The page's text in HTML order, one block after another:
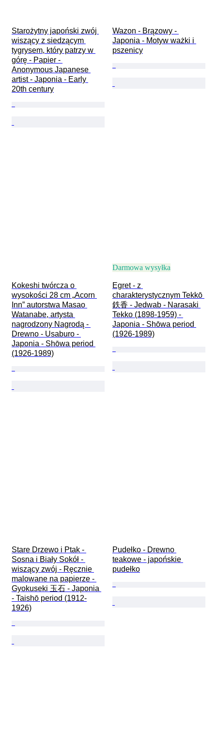
Starożytny japoński zwój
wiszący z siedzącym
tygrysem, który patrzy w
górę - Papier -
Anonymous Japanese
artist - Japonia - Early
20th century
Wazon - Brązowy -
Japonia - Motyw ważki i
pszenicy
Kokeshi twórcza o
wysokości 28 cm „Acorn
Inn” autorstwa Masao
Watanabe, artysta
nagrodzony Nagrodą -
Drewno - Usaburo -
Japonia - Shōwa period
(1926-1989)
Darmowa wysyłka
Egret - z
charakterystycznym Tekkō
鉄香 - Jedwab - Narasaki
Tekko (1898-1959) -
Japonia - Shōwa period
(1926-1989)
Stare Drzewo i Ptak -
Sosna i Biały Sokół -
wiszący zwój - Ręcznie
malowane na papierze -
Gyokuseki 玉石 - Japonia
- Taishō period (1912-
1926)
Pudełko - Drewno
teakowe - japońskie
pudełko